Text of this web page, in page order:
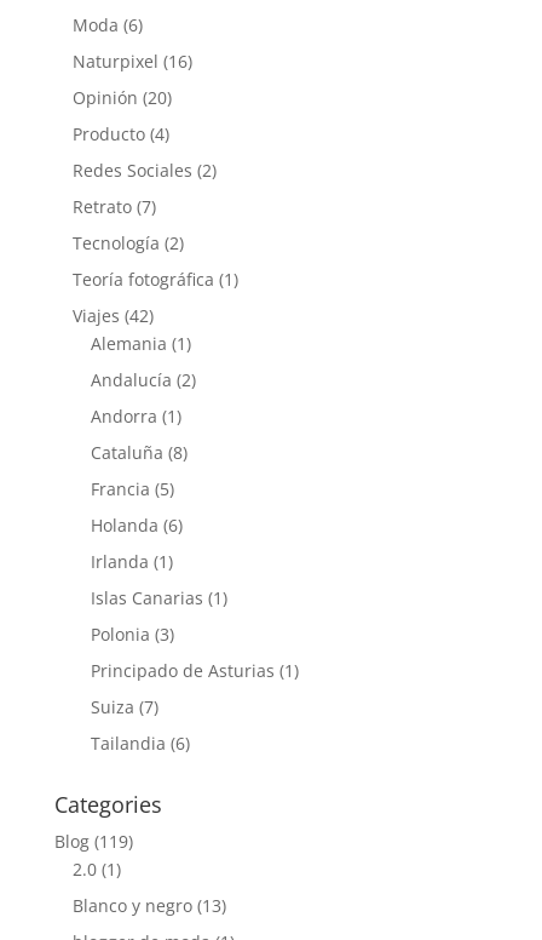
Moda (6)
Naturpixel (16)
Opinión (20)
Producto(4)
Redes Sociales (2)
Retrato(7)
Tecnología (2)
Teoría fotográfica (1)
Viajes (42)
Alemania (1)
Andalucía (2)
Andorra (1)
Cataluña (8)
Francia (5)
Holanda (6)
Irlanda (1)
Islas Canarias (1)
Polonia (3)
Principado de Asturias (1)
Suiza (7)
Tailandia (6)
Categories
Blog(119)
2.0(1)
Blanco y negro(13)